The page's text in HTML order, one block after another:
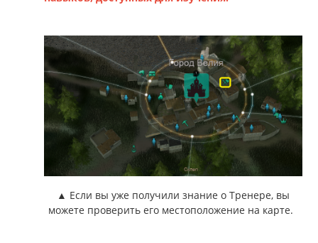
▲ Если вы уже получили знание о Тренере, вы
можете проверить его местоположение на карте.